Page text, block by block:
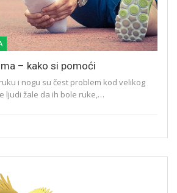
– kako si pomoći
i nogu su čest problem kod velikog
ljudi žale da ih bole ruke,…